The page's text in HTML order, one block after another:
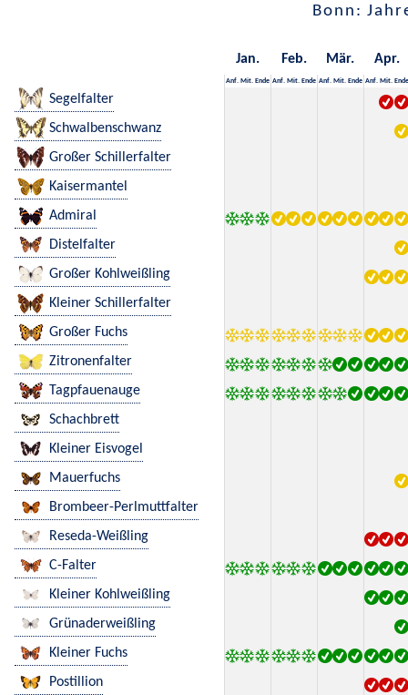
Bonn:
Jan. Feb. Mär. Apr.
Anf. Mit. Ende Anf. Mit. Ende Anf. Mit. Ende Anf. Mit. Ende
Segelfalter
Schwalbenschwanz
Großer Schillerfalter
Kaisermantel
Admiral
Distelfalter
Großer Kohlweißling
Kleiner Schillerfalter
Großer Fuchs
Zitronenfalter
Tagpfauenauge
Schachbrett
Kleiner Eisvogel
Mauerfuchs
Brombeer-Perlmuttfalter
Reseda-Weißling
C-Falter
Kleiner Kohlweißling
Grünaderweißling
Kleiner Fuchs
Postillion